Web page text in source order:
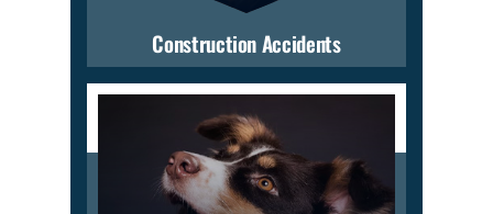
Construction Accidents